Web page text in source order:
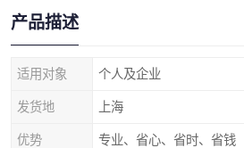
产品描述
适用对象 个人及企业
发货地 上海
优势 专业、省心、省时、省钱